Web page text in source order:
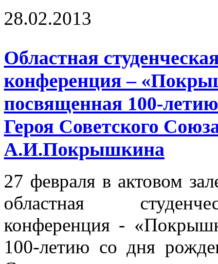
28.02.2013
Областная
конференция –
посвященная 100-
Героя Советского
А.И.Покрышкина
27 февраля в актовом
областная
конференция -
100-летию со дня